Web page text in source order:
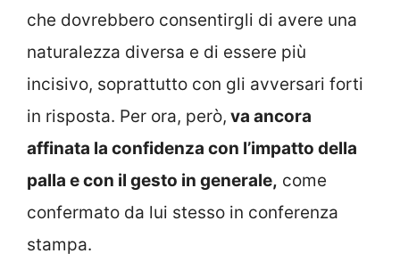
che dovrebbero consentirgli di avere una
naturalezza diversa e di essere più
incisivo, soprattutto con gli avversari forti
in risposta. Per ora, però, va ancora
affinata la confidenza con l’impatto della
palla e con il gesto in generale, come
confermato da lui stesso in conferenza
stampa.